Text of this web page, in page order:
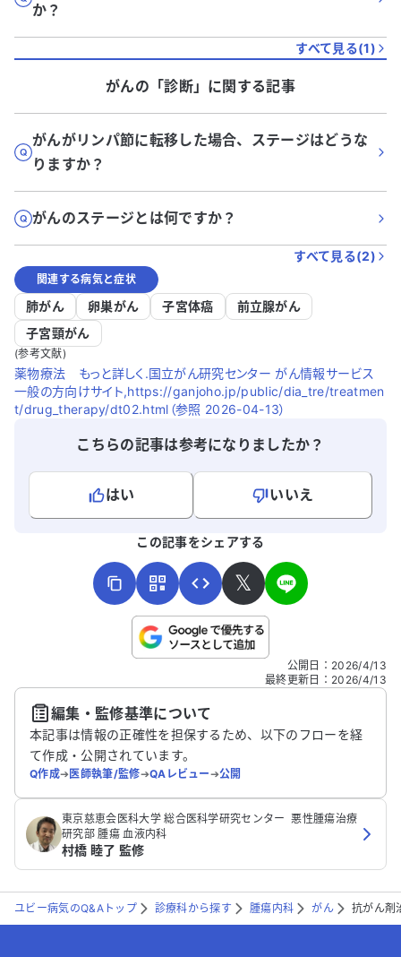
か？
すべて見る(1)
がんの「診断」に関する記事
がんがリンパ節に転移した場合、ステージはどうな
りますか？
がんのステージとは何ですか？
すべて見る(2)
関連する病気と症状
肺がん 卵巣がん 子宮体癌
前立腺がん
子宮頸がん
(参考文献)
薬物療法 もっと詳しく.国立がん研究センター がん情報サービス
一般の方向けサイト,https://ganjoho.jp/public/dia_tre/treatmen
t/drug_therapy/dt02.html（参照 2026-04-13）
こちらの記事は参考になりましたか？
はい
いいえ
こちらは送信専用のフォームです。氏名やご自身の病気の詳細な
送信する
この記事をシェアする
𝕏
公開日 ： 2026/4/13
最終更新日 ： 2026/4/13
編集・監修基準について
本記事は情報の正確性を担保するため、以下のフローを経
て作成・公開されています。
Q作成➔医師執筆/監修➔QAレビュー➔公開
‪東京慈恵会医科大学 総合医科学研究センター ‬ 悪性腫瘍治療
研究部‬ 腫瘍 血液内科
村橋 睦了 監修
ユビー病気のQ&Aトップ 診療科から探す 腫瘍内科 がん 抗がん剤